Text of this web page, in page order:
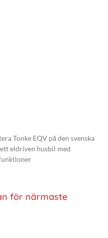
Tonke EQV på den svenska
eldriven husbil med
för närmaste